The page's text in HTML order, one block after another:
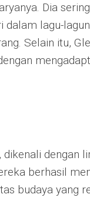
Dia
dalam lagu-
Selain itu,
dengan
berhasil
budaya yang